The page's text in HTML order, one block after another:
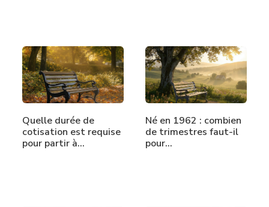
Quelle durée de
cotisation est requise
pour partir à…
Né en 1962 : combien
de trimestres faut-il
pour…